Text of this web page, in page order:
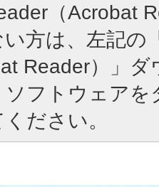
（Acrobat
方は、左記の
Reader）」
フトウェア
ださい。